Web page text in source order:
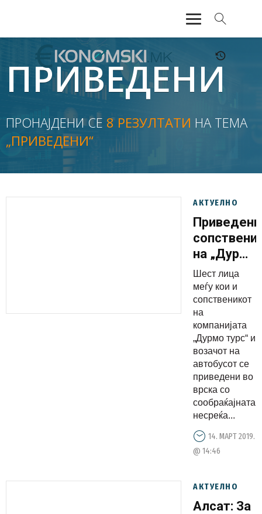
АКТУЕЛНО
ЕКОНОМИЈА
ФИНАНСИИ
БАНКАРСТВО
ЖИВОТ
ПРИВЕДЕНИ
ПРОНАЈДЕНИ СЕ 8 РЕЗУЛТАТИ НА ТЕМА
„ПРИВЕДЕНИ“
АКТУЕЛНО
Приведени
на „Дурмо
турс“ и
возачот
на
автобусот
Шест лица
меѓу кои и
сопственикот
на
компанијата
„Дурмо турс“ и
возачот на
автобусот се
приведени во
врска со
сообраќајната
несреќа...
14. МАРТ 2019.
@ 14:46
АКТУЕЛНО
Алсат: За